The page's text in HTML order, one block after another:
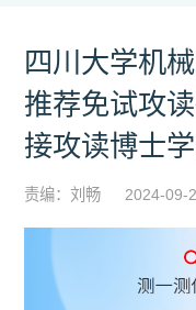
四川大学机
推荐免试攻
接攻读博士
责编：刘畅 2024-09-